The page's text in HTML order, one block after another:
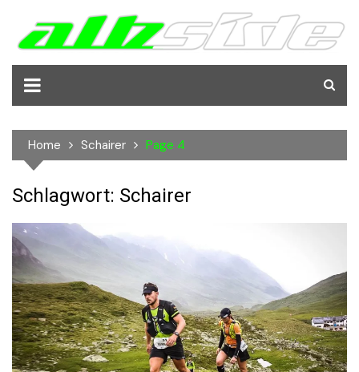
content
Home Schairer Page 4
Schlagwort: Schairer